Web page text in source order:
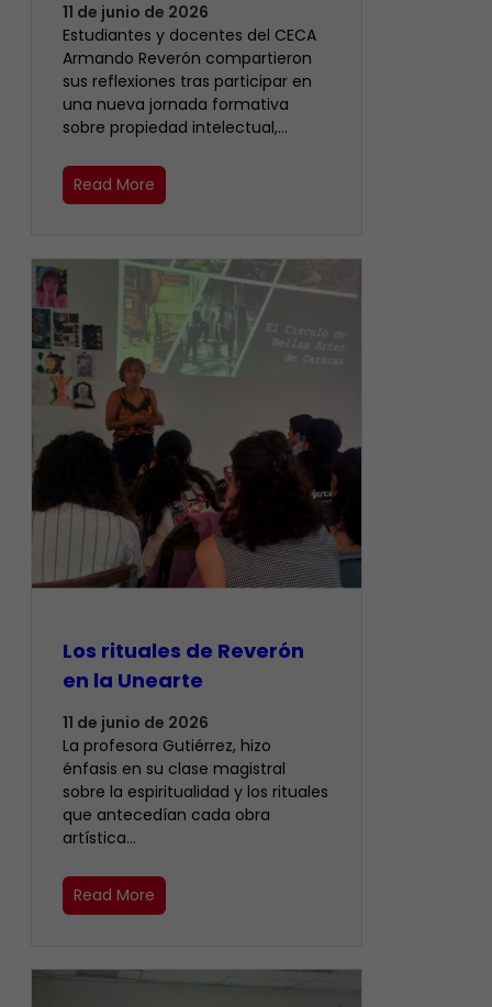
11 de junio de 2026
Estudiantes y docentes del CECA
Armando Reverón compartieron
sus reflexiones tras participar en
una nueva jornada formativa
sobre propiedad intelectual,…
Read More
Los rituales de Reverón
en la Unearte
11 de junio de 2026
La profesora Gutiérrez, hizo
énfasis en su clase magistral
sobre la espiritualidad y los rituales
que antecedían cada obra
artística…
Read More